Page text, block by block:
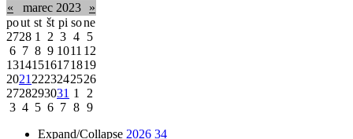
« marec 2023
»
pout st št pi sone
2728 1 2 3 4
5
6 7 8 9 1011 12
13141516171819
2021 2223242526
2728293031 1
2
3 4 5 6 7 8 9
Expand/Collapse 2026 34